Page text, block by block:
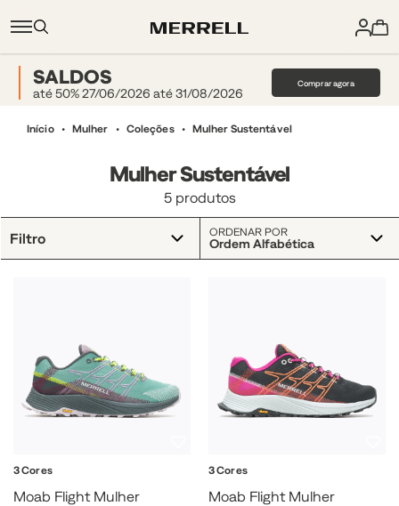
SALDOS
até 50% 27/06/2026 até 31/08/2026
Comprar agora
Início Mulher Coleções Mulher Sustentável
Mulher Sustentável
5 produtos
Filtro ORDENAR POR
Ordem Alfabética
3 Cores
Moab Flight Mulher
3 Cores
Moab Flight Mulher